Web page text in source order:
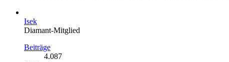
Isek
Diamant-Mitglied
Beiträge
4.087